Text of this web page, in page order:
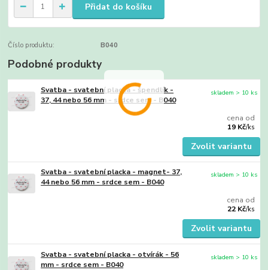
Přidat do košíku
Číslo produktu: B040
Podobné produkty
Svatba - svatební placka - špendlík -
37, 44 nebo 56 mm - srdce sem - B040
cena od
19 Kč/ks
skladem > 10 ks
Zvolit variantu
Svatba - svatební placka - magnet- 37,
44 nebo 56 mm - srdce sem - B040
cena od
22 Kč/ks
skladem > 10 ks
Zvolit variantu
Svatba - svatební placka - otvírák - 56
mm - srdce sem - B040
skladem > 10 ks